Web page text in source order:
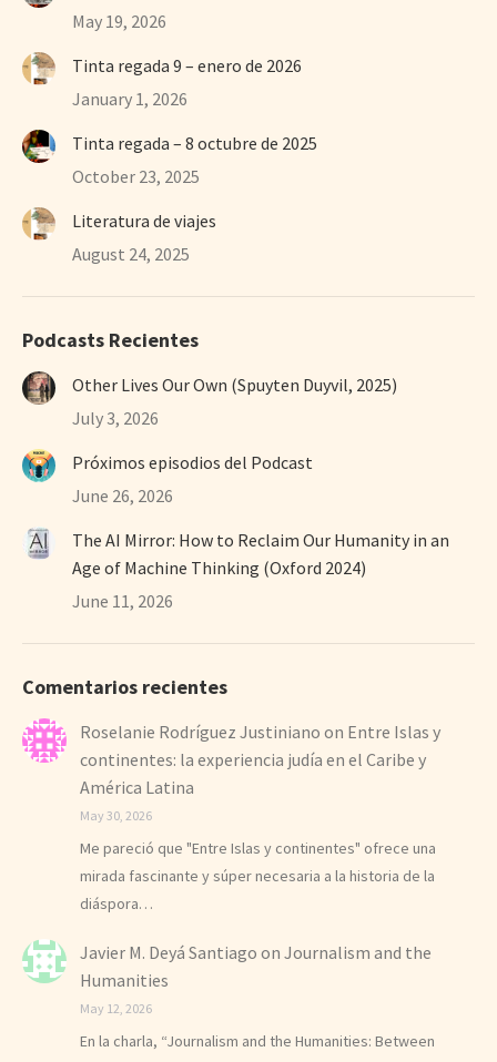
May 19, 2026
Tinta regada 9 – enero de 2026
January 1, 2026
Tinta regada – 8 octubre de 2025
October 23, 2025
Literatura de viajes
August 24, 2025
Podcasts Recientes
Other Lives Our Own (Spuyten Duyvil, 2025)
July 3, 2026
Próximos episodios del Podcast
June 26, 2026
The AI Mirror: How to Reclaim Our Humanity in an
Age of Machine Thinking (Oxford 2024)
June 11, 2026
Comentarios recientes
Roselanie Rodríguez Justiniano on Entre Islas y
continentes: la experiencia judía en el Caribe y
América Latina
May 30, 2026
Me pareció que "Entre Islas y continentes" ofrece una
mirada fascinante y súper necesaria a la historia de la
diáspora…
Javier M. Deyá Santiago on Journalism and the
Humanities
May 12, 2026
En la charla, “Journalism and the Humanities: Between